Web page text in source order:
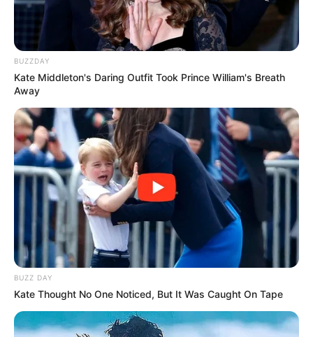
Bravura: Durante a lua de mel, casal salva bebês de berçário
em chamas
O casal passavam em frente ao prédio quando viram as
chamas. Eles entraram para salvar o
BUZZDAY
Kate Middleton's Daring Outfit Took Prince William's Breath
Away
BUZZ DAY
Kate Thought No One Noticed, But It Was Caught On Tape